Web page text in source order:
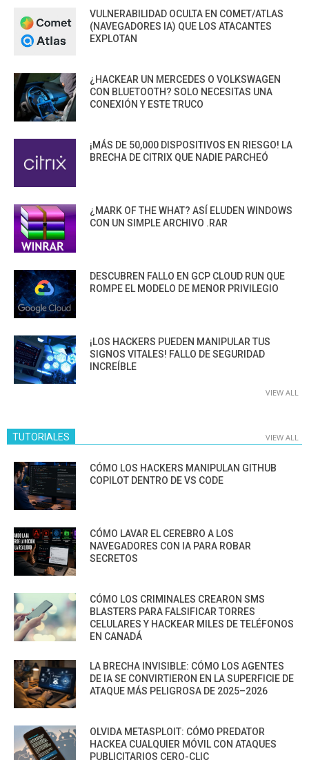
VULNERABILIDAD OCULTA EN COMET/ATLAS
(NAVEGADORES IA) QUE LOS ATACANTES
EXPLOTAN
¿HACKEAR UN MERCEDES O VOLKSWAGEN
CON BLUETOOTH? SOLO NECESITAS UNA
CONEXIÓN Y ESTE TRUCO
¡MÁS DE 50,000 DISPOSITIVOS EN RIESGO! LA
BRECHA DE CITRIX QUE NADIE PARCHEÓ
¿MARK OF THE WHAT? ASÍ ELUDEN WINDOWS
CON UN SIMPLE ARCHIVO .RAR
DESCUBREN FALLO EN GCP CLOUD RUN QUE
ROMPE EL MODELO DE MENOR PRIVILEGIO
¡LOS HACKERS PUEDEN MANIPULAR TUS
SIGNOS VITALES! FALLO DE SEGURIDAD
INCREÍBLE
VIEW ALL
TUTORIALES VIEW ALL
CÓMO LOS HACKERS MANIPULAN GITHUB
COPILOT DENTRO DE VS CODE
CÓMO LAVAR EL CEREBRO A LOS
NAVEGADORES CON IA PARA ROBAR
SECRETOS
CÓMO LOS CRIMINALES CREARON SMS
BLASTERS PARA FALSIFICAR TORRES
CELULARES Y HACKEAR MILES DE TELÉFONOS
EN CANADÁ
LA BRECHA INVISIBLE: CÓMO LOS AGENTES
DE IA SE CONVIRTIERON EN LA SUPERFICIE DE
ATAQUE MÁS PELIGROSA DE 2025–2026
OLVIDA METASPLOIT: CÓMO PREDATOR
HACKEA CUALQUIER MÓVIL CON ATAQUES
PUBLICITARIOS CERO-CLIC